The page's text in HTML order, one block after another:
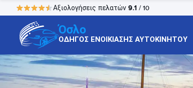
Αξιολογήσεις πελατών 9.1 / 10
Όσλο
ΟΔΗΓΟΣ ΕΝΟΙΚΙΑΣΗΣ ΑΥΤΟΚΙΝΗΤΟΥ